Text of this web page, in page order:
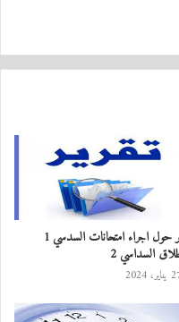
تقرير حول اجراء امتحانات السدسي 1
السداسي 2
2024